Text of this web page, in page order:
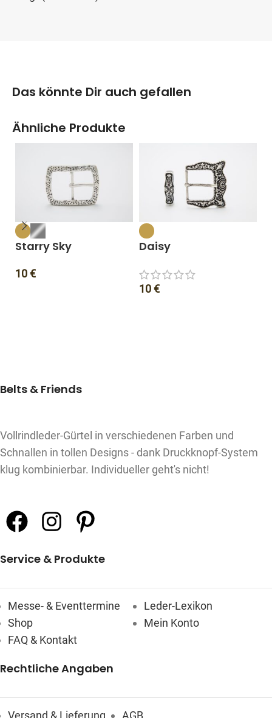
Das könnte Dir auch gefallen
Ähnliche Produkte
Starry Sky
10€
Daisy
10€
Belts & Friends
Vollrindleder-Gürtel in verschiedenen Farben und
Schnallen in tollen Designs - dank Druckknopf-System
klug kombinierbar. Individueller geht's nicht!
Service & Produkte
Messe- & Eventtermine
Shop
FAQ & Kontakt
Leder-Lexikon
Mein Konto
Rechtliche Angaben
Versand & Lieferung AGB